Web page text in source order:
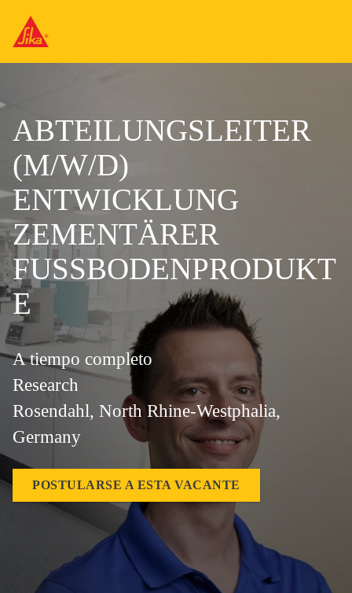
ABTEILUNGSLEITER
(M/W/D)
ENTWICKLUNG
ZEMENTÄRER
FUSSBODENPRODUKT
E
A tiempo completo
Research
Rosendahl, North Rhine-Westphalia,
Germany
POSTULARSE A ESTA VACANTE